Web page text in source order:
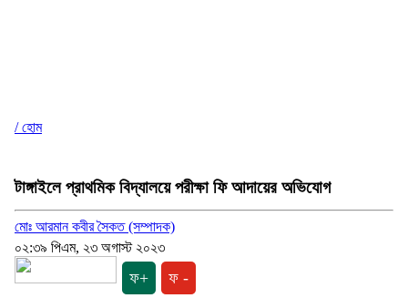
/ হোম
টাঙ্গাইলে প্রাথমিক বিদ্যালয়ে পরীক্ষা ফি আদায়ের অভিযোগ
মোঃ আরমান কবীর সৈকত (সম্পাদক)
০২:৩৯ পিএম, ২৩ অগাস্ট ২০২৩
ফ+ ফ -